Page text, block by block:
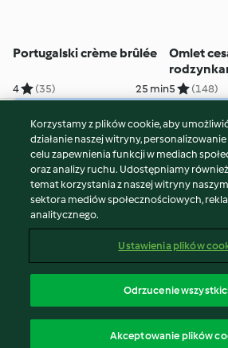
Portugalski crème brûlée
4 (35) 25 min
Omlet
5 (148)
© Copyright 2026
Warunki korzystania
Polityka prywatności
Disclaimer
Znak wydawcy
Zgłoś treść
Oświadczenie o dostępności
Korzystamy z plików cookie, aby
działanie naszej witryny,
celu zapewnienia funkcji w mediach
oraz analizy ruchu. Udostępniamy
temat korzystania z naszej witryny
sektora mediów społecznościowych,
analitycznego.
Ustawienia plików
Odrzucenie
Akceptowanie plików